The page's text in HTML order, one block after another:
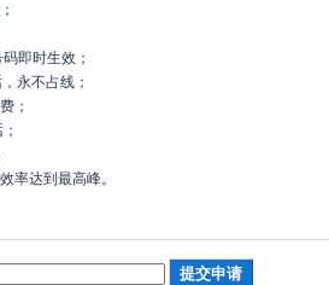
即时生效；
永不占线；
；
率达到最高峰。